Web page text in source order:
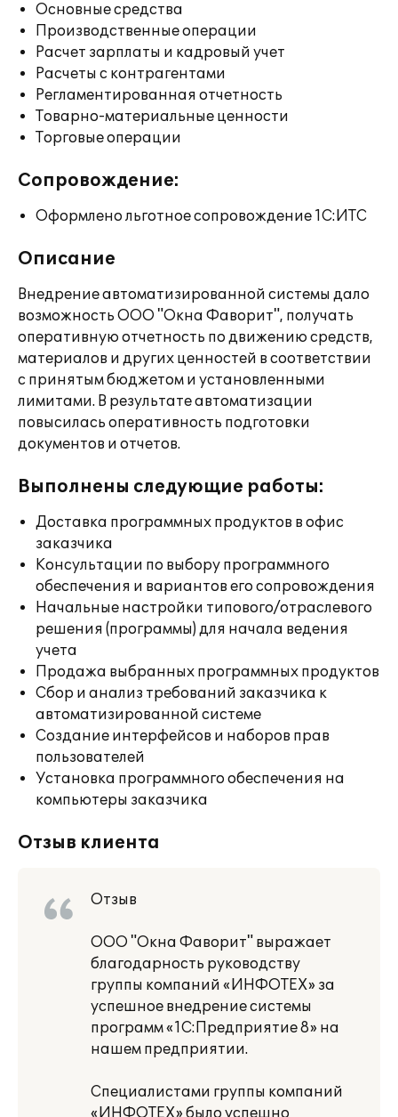
Основные средства
Производственные операции
Расчет зарплаты и кадровый учет
Расчеты с контрагентами
Регламентированная отчетность
Товарно-материальные ценности
Торговые операции
Сопровождение:
Оформлено льготное сопровождение 1С:ИТС
Описание
Внедрение автоматизированной системы дало
возможность ООО "Окна Фаворит", получать
оперативную отчетность по движению средств,
материалов и других ценностей в соответствии
с принятым бюджетом и установленными
лимитами. В результате автоматизации
повысилась оперативность подготовки
документов и отчетов.
Выполнены следующие работы:
Доставка программных продуктов в офис
заказчика
Консультации по выбору программного
обеспечения и вариантов его сопровождения
Начальные настройки типового/отраслевого
решения (программы) для начала ведения
учета
Продажа выбранных программных продуктов
Сбор и анализ требований заказчика к
автоматизированной системе
Создание интерфейсов и наборов прав
пользователей
Установка программного обеспечения на
компьютеры заказчика
Отзыв клиента
Отзыв
ООО "Окна Фаворит" выражает
благодарность руководству
группы компаний «ИНФОТЕХ» за
успешное внедрение системы
программ «1С:Предприятие 8» на
нашем предприятии.
Специалистами группы компаний
«ИНФОТЕХ» было успешно